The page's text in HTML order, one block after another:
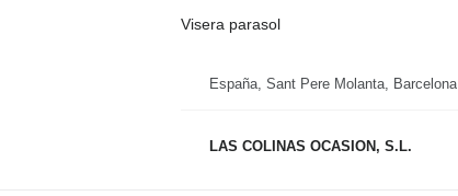
Visera parasol
España, Sant Pere Molanta, Barcelona
LAS COLINAS OCASION, S.L.